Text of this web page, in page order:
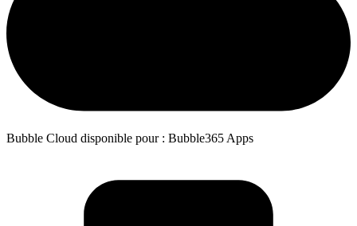
Bubble Cloud disponible pour : Bubble365 Apps